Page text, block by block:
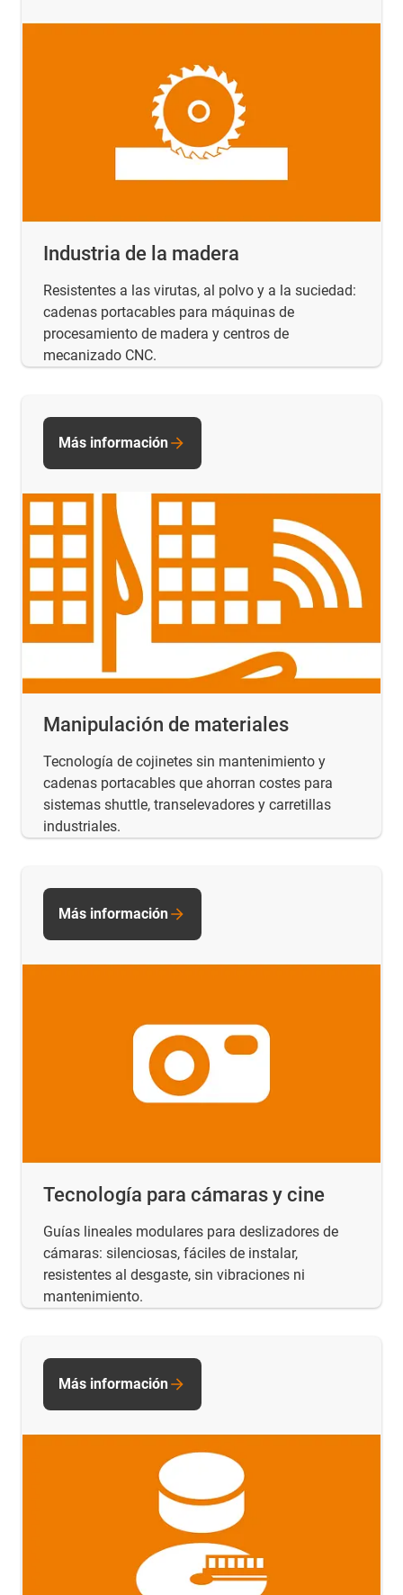
Industria de la madera
Resistentes a las virutas, al polvo y a la suciedad:
cadenas portacables para máquinas de
procesamiento de madera y centros de
mecanizado CNC.
Manipulación de materiales
Tecnología de cojinetes sin mantenimiento y
cadenas portacables que ahorran costes para
sistemas shuttle, transelevadores y carretillas
industriales.
Más información
Tecnología para cámaras y cine
Guías lineales modulares para deslizadores de
cámaras: silenciosas, fáciles de instalar,
resistentes al desgaste, sin vibraciones ni
mantenimiento.
Más información
Más información